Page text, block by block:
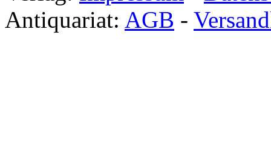
Antiquariat: AGB -